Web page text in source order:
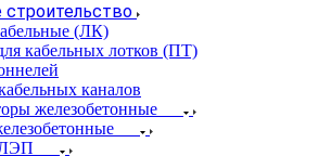
(ЛК)
кабельных лотков (ПТ)
каналов
железобетонные